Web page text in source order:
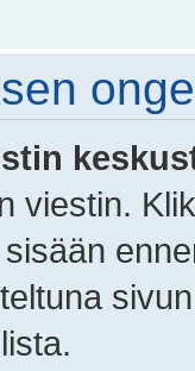
viestin.